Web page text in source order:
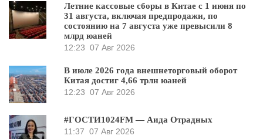
Летние кассовые сборы в Китае с 1 июня по
31 августа, включая предпродажи, по
состоянию на 7 августа уже превысили 8
млрд юаней
12:23 07 Авг 2026
В июле 2026 года внешнеторговый оборот
Китая достиг 4,66 трлн юаней
12:23 07 Авг 2026
#ГОСТИ1024FM — Аида Отрадных
11:37 07 Авг 2026